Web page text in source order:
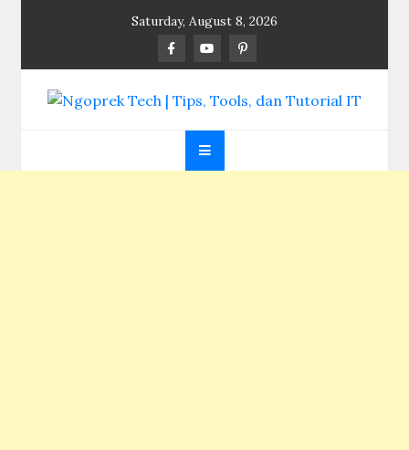
Saturday, August 8, 2026
Ngoprek Tech | Tips,
Tools, dan Tutorial